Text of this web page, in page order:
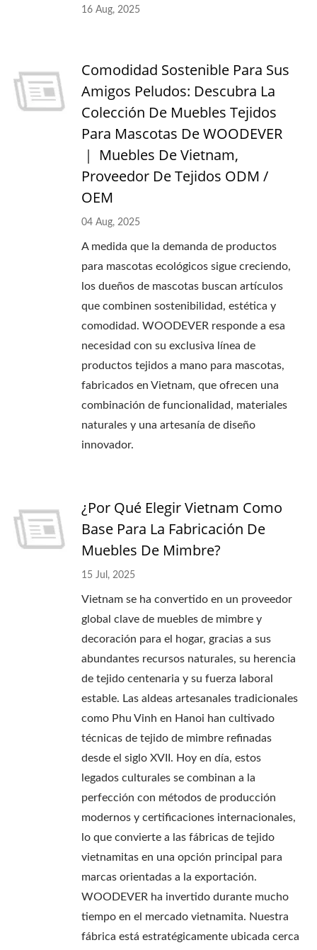
16 Aug, 2025
Comodidad Sostenible Para Sus
Amigos Peludos: Descubra La
Colección De Muebles Tejidos
Para Mascotas De WOODEVER
｜ Muebles De Vietnam,
Proveedor De Tejidos ODM /
OEM
04 Aug, 2025
A medida que la demanda de productos
para mascotas ecológicos sigue creciendo,
los dueños de mascotas buscan artículos
que combinen sostenibilidad, estética y
comodidad. WOODEVER responde a esa
necesidad con su exclusiva línea de
productos tejidos a mano para mascotas,
fabricados en Vietnam, que ofrecen una
combinación de funcionalidad, materiales
naturales y una artesanía de diseño
innovador.
¿Por Qué Elegir Vietnam Como
Base Para La Fabricación De
Muebles De Mimbre?
15 Jul, 2025
Vietnam se ha convertido en un proveedor
global clave de muebles de mimbre y
decoración para el hogar, gracias a sus
abundantes recursos naturales, su herencia
de tejido centenaria y su fuerza laboral
estable. Las aldeas artesanales tradicionales
como Phu Vinh en Hanoi han cultivado
técnicas de tejido de mimbre refinadas
desde el siglo XVII. Hoy en día, estos
legados culturales se combinan a la
perfección con métodos de producción
modernos y certificaciones internacionales,
lo que convierte a las fábricas de tejido
vietnamitas en una opción principal para
marcas orientadas a la exportación.
WOODEVER ha invertido durante mucho
tiempo en el mercado vietnamita. Nuestra
fábrica está estratégicamente ubicada cerca